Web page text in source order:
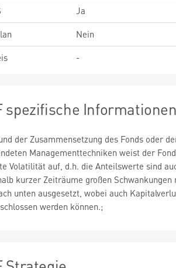
Ja
Nein
-
spezifische
der Zusammensetzung des Fonds oder
Managementtechniken weist der
Volatilität auf, d.h. die Anteilswerte sind
kurzer Zeiträume großen Schwankungen
unten ausgesetzt, wobei auch
werden können.;